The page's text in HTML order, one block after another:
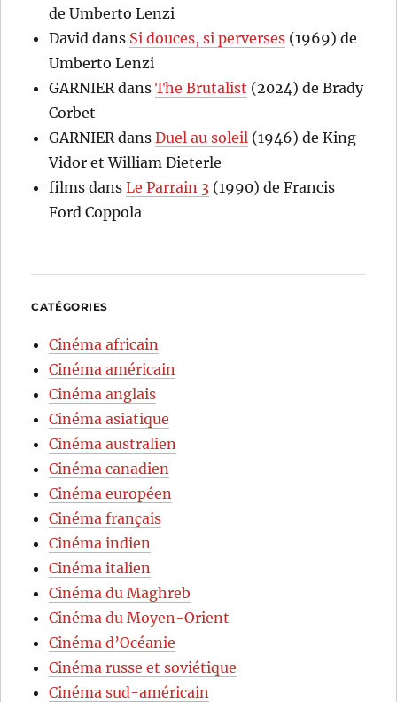
de Umberto Lenzi
David dans Si douces, si perverses (1969) de
Umberto Lenzi
GARNIER dansThe Brutalist (2024) de Brady
Corbet
GARNIER dansDuel au soleil (1946) de King
Vidor et William Dieterle
films dansLe Parrain 3 (1990) de Francis
Ford Coppola
CATÉGORIES
Cinéma africain
Cinéma américain
Cinéma anglais
Cinéma asiatique
Cinéma australien
Cinéma canadien
Cinéma européen
Cinéma français
Cinéma indien
Cinéma italien
Cinéma du Maghreb
Cinéma du Moyen-Orient
Cinéma d’Océanie
Cinéma russe et soviétique
Cinéma sud-américain